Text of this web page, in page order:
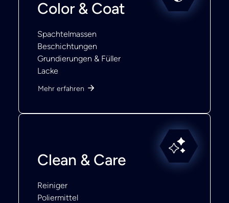
Color & Coat
Spachtelmassen
Beschichtungen
Grundierungen & Füller
Lacke
Mehr erfahren
Clean & Care
Reiniger
Poliermittel